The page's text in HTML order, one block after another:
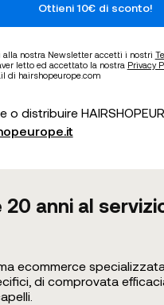
Ottieni 10€ di sconto!
alla nostra Newsletter accetti i nostri
letto ed accettato la nostra Privacy
di hairshopeurope.com
o distribuire
20 anni al
ecommerce
di comprovata